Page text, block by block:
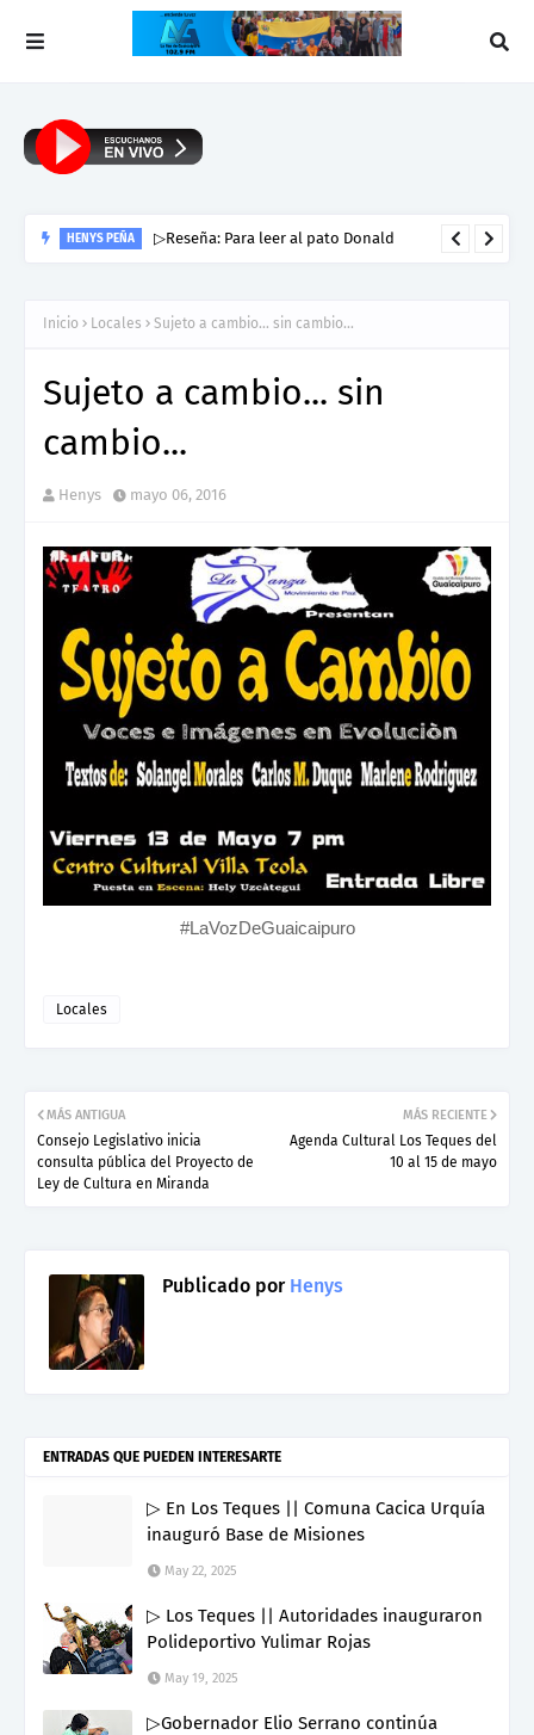
HENYS PEÑA ▷Reseña: Para leer al pato Donald
Inicio Locales Sujeto a cambio... sin cambio...
Sujeto a cambio... sin
cambio...
Henys mayo 06, 2016
#LaVozDeGuaicaipuro
Locales
MÁS RECIENTE
Agenda Cultural Los Teques del
10 al 15 de mayo
MÁS ANTIGUA
Consejo Legislativo inicia
consulta pública del Proyecto de
Ley de Cultura en Miranda
Publicado porHenys
ENTRADAS QUE PUEDEN INTERESARTE
▷ En Los Teques || Comuna Cacica Urquía
inauguró Base de Misiones
May 22, 2025
▷ Los Teques || Autoridades inauguraron
Polideportivo Yulimar Rojas
May 19, 2025
▷Gobernador Elio Serrano continúa